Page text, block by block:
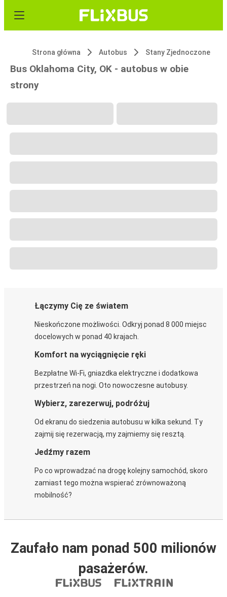
Strona główna Autobus Stany Zjednoczone
Bus Oklahoma City, OK - autobus w obie
strony
Łączymy Cię ze światem
Nieskończone możliwości. Odkryj ponad 8 000 miejsc
docelowych w ponad 40 krajach.
Komfort na wyciągnięcie ręki
Bezpłatne Wi-Fi, gniazdka elektryczne i dodatkowa
przestrzeń na nogi. Oto nowoczesne autobusy.
Wybierz, zarezerwuj, podróżuj
Od ekranu do siedzenia autobusu w kilka sekund. Ty
zajmij się rezerwacją, my zajmiemy się resztą.
Jedźmy razem
Po co wprowadzać na drogę kolejny samochód, skoro
zamiast tego można wspierać zrównoważoną
mobilność?
Zaufało nam ponad 500 milionów
pasażerów.